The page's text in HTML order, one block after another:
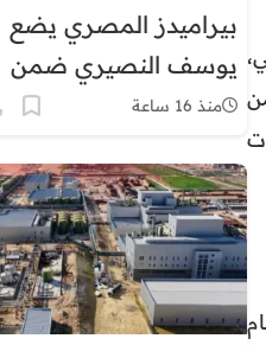
بيراميدز المصري يضع
يوسف النصيري ضمن
أولوياته الهجومية
منذ 16 ساعة